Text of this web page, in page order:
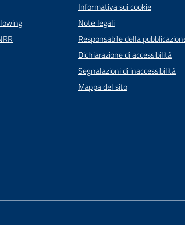
Informativa sui cookie
Note legali
Responsabile della
Dichiarazione di accessibilità
Segnalazioni di inaccessibilità
Mappa del sito